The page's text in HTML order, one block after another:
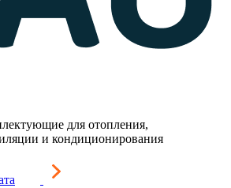
для отопления,
и кондиционирования